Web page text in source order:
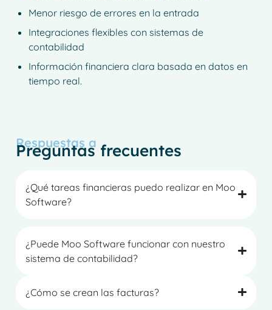
Menor riesgo de errores en la entrada
Integraciones flexibles con sistemas de
contabilidad
Información financiera clara basada en datos en
tiempo real.
Respuestas a
Preguntas frecuentes
¿Qué tareas financieras puedo realizar en Moo
Software?
¿Puede Moo Software funcionar con nuestro
sistema de contabilidad?
¿Cómo se crean las facturas?